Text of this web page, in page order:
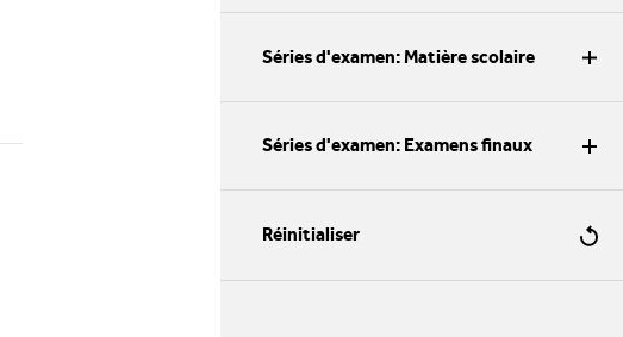
Séries d'examen: Matière scolaire
Séries d'examen: Examens finaux
Réinitialiser